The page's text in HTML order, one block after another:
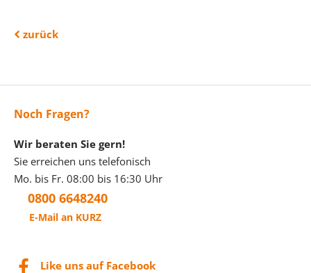
zurück
Noch Fragen?
Wir beraten Sie gern!
Sie erreichen uns telefonisch
Mo. bis Fr. 08:00 bis 16:30 Uhr
0800 6648240
E-Mail an KURZ
Like uns auf Facebook